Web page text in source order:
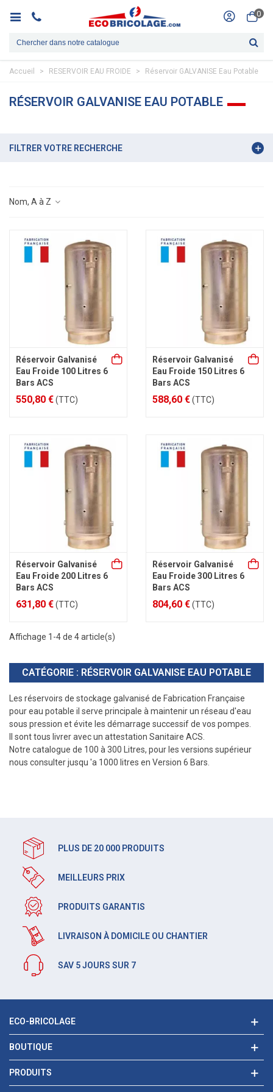
0
Accueil > RESERVOIR EAU FROIDE > Réservoir GALVANISE Eau Potable
RÉSERVOIR GALVANISE EAU POTABLE
FILTRER VOTRE RECHERCHE
Nom, A à Z
Réservoir Galvanisé
Eau Froide 100 Litres 6
Bars ACS
550,80 €(TTC)
Réservoir Galvanisé
Eau Froide 150 Litres 6
Bars ACS
588,60 €(TTC)
Réservoir Galvanisé
Eau Froide 200 Litres 6
Bars ACS
631,80 €(TTC)
Réservoir Galvanisé
Eau Froide 300 Litres 6
Bars ACS
804,60 €(TTC)
Affichage 1-4 de 4 article(s)
CATÉGORIE : RÉSERVOIR GALVANISE EAU POTABLE
Les réservoirs de stockage galvanisé de Fabrication Française
pour eau potable il serve principale à maintenir un réseau d'eau
sous pression et évite les démarrage successif de vos pompes.
Il sont tous livrer avec un attestation Sanitaire ACS.
Notre catalogue de 100 à 300 Litres, pour les versions supérieur
nous consulter jusqu 'a 1000 litres en Version 6 Bars.
PLUS DE 20 000 PRODUITS
MEILLEURS PRIX
PRODUITS GARANTIS
LIVRAISON À DOMICILE OU CHANTIER
SAV 5 JOURS SUR 7
ECO-BRICOLAGE
BOUTIQUE
PRODUITS